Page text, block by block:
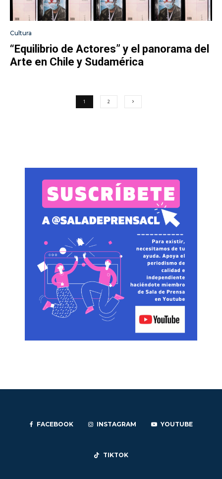
Cultura
“Equilibrio de Actores” y el panorama del
Arte en Chile y Sudamérica
1 2
FACEBOOK INSTAGRAM YOUTUBE
TIKTOK